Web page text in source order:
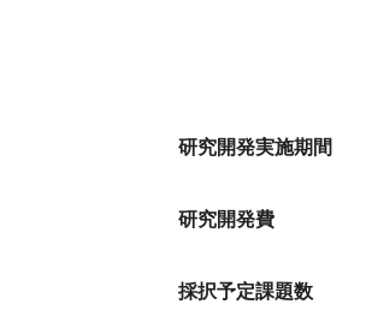
研究開発実施期間
研究開発費
採択予定課題数